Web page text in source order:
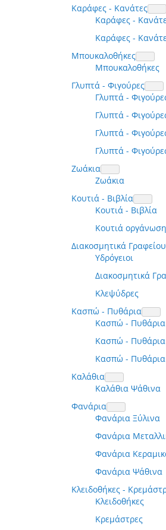
Καράφες - Κανάτες
Καράφες -
Καράφες -
Μπουκαλοθήκες
Μπουκαλοθήκες
Γλυπτά - Φιγούρες
Γλυπτά -
Γλυπτά -
Γλυπτά -
Γλυπτά -
Ζωάκια
Ζωάκια
Κουτιά - Βιβλία
Κουτιά - Βιβλία
Κουτιά
Διακοσμητικά Γραφείου
Υδρόγειοι
Διακοσμητικά
Κλεψύδρες
Κασπώ - Πυθάρια
Κασπώ - Πυθάρια
Κασπώ - Πυθάρια
Κασπώ - Πυθάρια
Καλάθια
Καλάθια Ψάθινα
Φανάρια
Φανάρια Ξύλινα
Φανάρια
Φανάρια
Φανάρια Ψάθινα
Κλειδοθήκες -
Κλειδοθήκες
Κρεμάστρες